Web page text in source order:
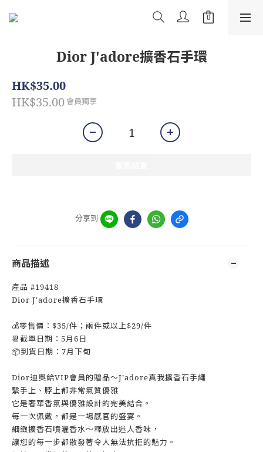
Dior J'adore擴香石手環
HK$35.00
HK$35.00 會員獨享
分享到
商品描述
產品 #19418
Dior J'adore擴香石手環
💰零售價：$35/件；兩件或以上$29/件
📆截單日期：5月6日
📦到貨日期：7月下旬
Dior迪奧給VIP會員的贈品～J’adore真我擴香石手繩
繫手上、脖上都非常氣質優雅
它是奢華香氛與優雅設計的完美結合。
每一次佩戴，都是一場感官的盛宴。
細緻擴香石噴灑香水～釋放出迷人香味，
讓您的每一步都散發著令人無法抗拒的魅力。